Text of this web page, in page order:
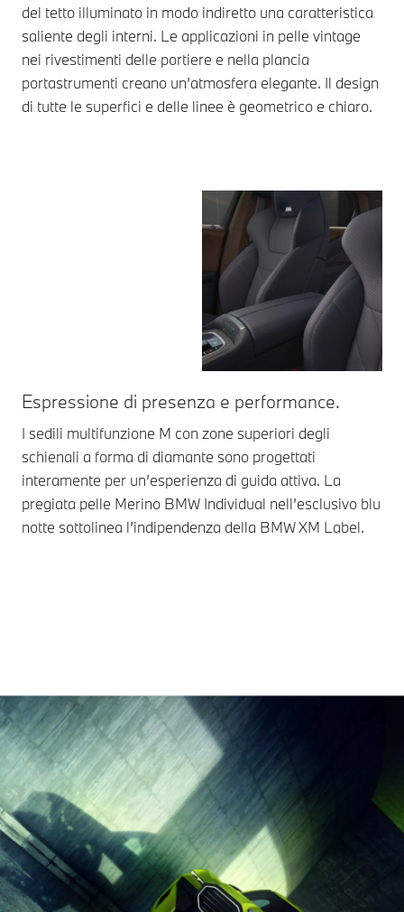
del tetto illuminato in modo indiretto una caratteristica
saliente degli interni. Le applicazioni in pelle vintage
nei rivestimenti delle portiere e nella plancia
portastrumenti creano un’atmosfera elegante. Il design
di tutte le superfici e delle linee è geometrico e chiaro.
Espressione di presenza e performance.
I sedili multifunzione M con zone superiori degli
schienali a forma di diamante sono progettati
interamente per un’esperienza di guida attiva. La
pregiata pelle Merino BMW Individual nell’esclusivo blu
notte sottolinea l’indipendenza della BMW XM Label.